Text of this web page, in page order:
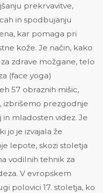
prekrvavitve,
in spodbujanju
kar pomaga pri
kože. Je način, kako
zdrave možgane, telo
(face yoga)
57 obraznih mišic,
izbrišemo prezgodnje
mladosten videz. Je
jo je izvajala že
lepote, skozi stoletja
vodilnih tehnik za
V evropskem
polovici 17. stoletja, ko